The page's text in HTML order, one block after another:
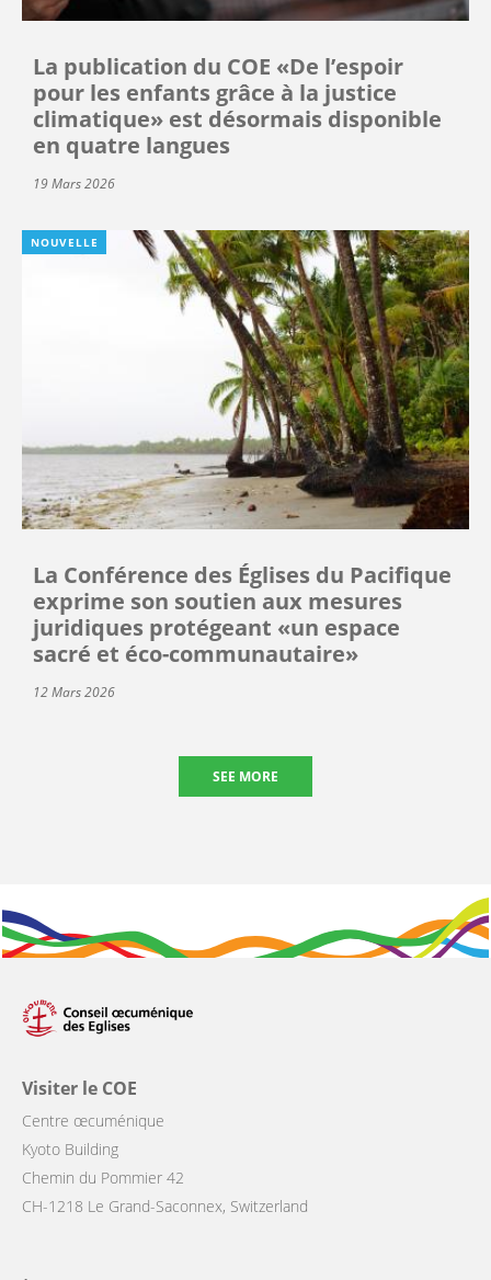
La publication du COE «De l’espoir
pour les enfants grâce à la justice
climatique» est désormais disponible
en quatre langues
19 Mars 2026
NOUVELLE
La Conférence des Églises du Pacifique
exprime son soutien aux mesures
juridiques protégeant «un espace
sacré et éco-communautaire»
12 Mars 2026
SEE MORE
Visiter le COE
Centre œcuménique
Kyoto Building
Chemin du Pommier 42
CH-1218 Le Grand-Saconnex, Switzerland